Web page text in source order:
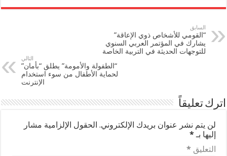
السابق
“القومي للأشخاص ذوي الإعاقة”
يشارك في المؤتمر العربي السنوي
للتوجهات الحديثة في التربية الخاصة
التالي
“الطفولة والأمومة” يطلق “بأمان”
لحماية الأطفال من سوء استخدام
الإنترنت
اترك تعليقاً
لن يتم نشر عنوان بريدك الإلكتروني. الحقول الإلزامية مشار
إليها بـ*
التعليق *